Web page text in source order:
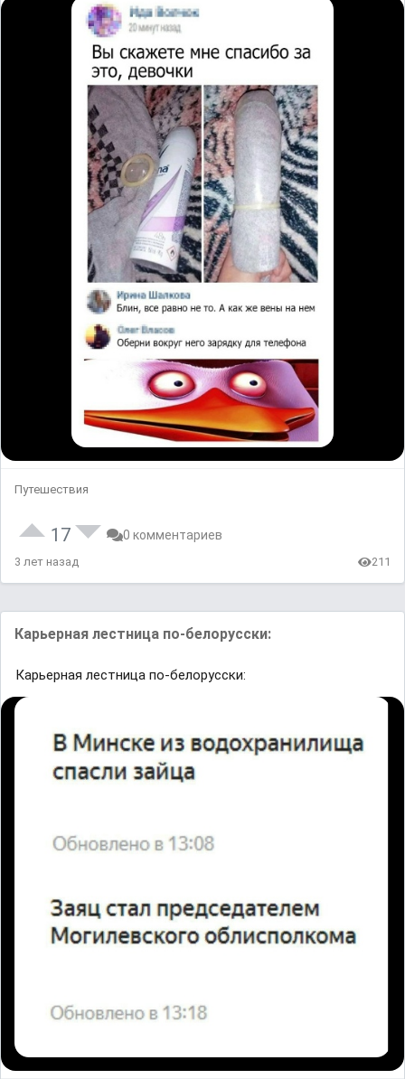
Путешествия
17 0 комментариев
3 лет назад 211
Карьерная лестница по-белорусски:
Карьерная лестница по-белорусски: